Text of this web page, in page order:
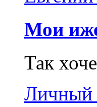
Мои
Так
Личный